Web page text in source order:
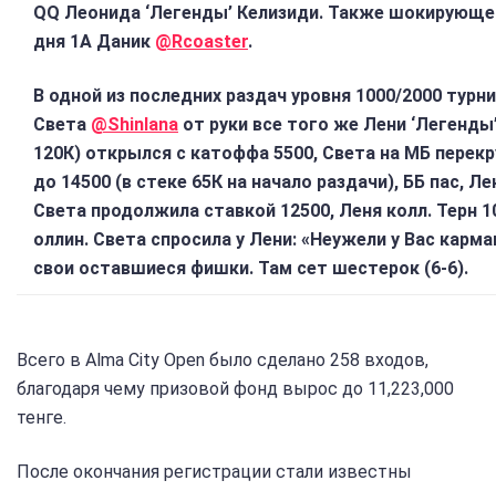
QQ Леонида ‘Легенды’ Келизиди. Также
дня 1А Даник @Rcoaster.
В одной из последних раздач уровня 1000/2000
Света @Shinlana от руки все того же Лени
120К) открылся с катоффа 5500, Света на МБ
до 14500 (в стеке 65К на начало раздачи), ББ пас,
Света продолжила ставкой 12500, Леня колл. Терн
оллин. Света спросила у Лени: «Неужели у Вас
свои оставшиеся фишки. Там сет шестерок (6-6).
Всего в Alma City Open было сделано 258 входов,
благодаря чему призовой фонд вырос до 11,223,000
тенге.
После окончания регистрации стали известны